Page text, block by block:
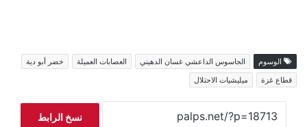
الوسوم الجاسوس الداعشي غسان الدهيني العصابات العميلة
خضر أبو دية
قطاع غزة
ميليشيات الاحتلال
نسخ الرابط